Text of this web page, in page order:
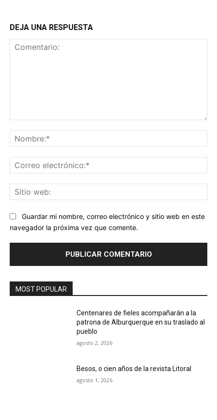
DEJA UNA RESPUESTA
Guardar mi nombre, correo electrónico y sitio web en este
navegador la próxima vez que comente.
MOST POPULAR
Centenares de fieles acompañarán a la
patrona de Alburquerque en su traslado al
pueblo
agosto 2, 2026
Besos, o cien años de la revista Litoral
agosto 1, 2026